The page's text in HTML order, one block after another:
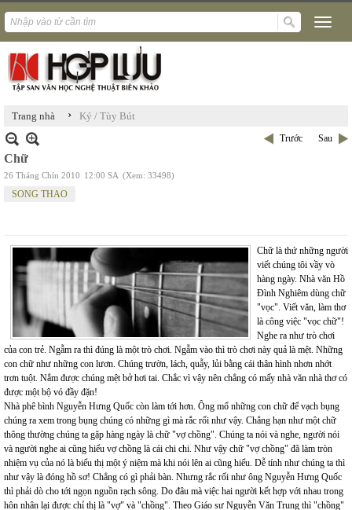
Trang nhà › Ký / Tùy Bút
Trước Sau
Chữ
26 Tháng Chín 2010 12:00 SA (Xem: 33498)
SONG THAO
Chữ là thứ những người
viết chúng tôi vầy vò
hàng ngày. Nhà văn Hồ
Đình Nghiêm dùng chữ
"vọc". Viết văn, làm thơ
là công việc "vọc chữ"!
Nghe ra như trò chơi
của con trẻ. Ngẫm ra thì đúng là một trò chơi. Ngẫm vào thì trò chơi này quả là mệt. Những
con chữ như những con lươn. Chúng trườn, lách, quẫy, lủi bằng cái thân hình nhơn nhớt
trơn tuột. Nắm được chúng mệt bở hơi tai. Chắc vì vậy nên chẳng có mấy nhà văn nhà thơ có
được một bộ vó đầy đặn!
Nhà phê bình Nguyễn Hưng Quốc còn làm tới hơn. Ông mổ những con chữ để vạch bụng
chúng ra xem trong bụng chúng có những gì mà rắc rối như vậy. Chẳng hạn như một chữ
thông thường chúng ta gặp hàng ngày là chữ "vợ chồng". Chúng ta nói và nghe, người nói
và người nghe ai cũng hiểu vợ chồng là cái chi chi. Như vậy chữ "vợ chồng" đã làm tròn
nhiệm vụ của nó là biểu thị một ý niệm mà khi nói lên ai cũng hiểu. Dễ tính như chúng ta thì
như vậy là đóng hồ sơ! Chẳng có gì phải bàn. Nhưng rắc rối như ông Nguyễn Hưng Quốc
thì phải dò cho tới ngọn nguồn rạch sông. Do đâu mà việc hai người kết hợp với nhau trong
hôn nhân lại được chỉ thị là "vợ" và "chồng". Theo Giáo sư Nguyễn Văn Trung thì "chồng"